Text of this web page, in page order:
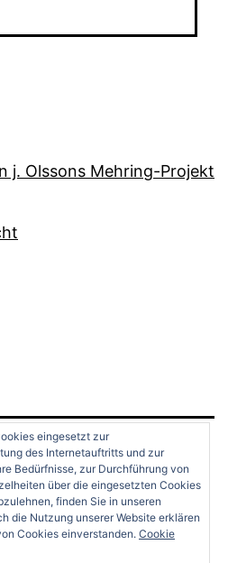
j. Olssons Mehring-Projekt
eingesetzt zur
des Internetauftritts und zur
Bedürfnisse, zur Durchführung von
über die eingesetzten Cookies
finden Sie in unseren
die Nutzung unserer Website erklären
Cookies einverstanden. Cookie